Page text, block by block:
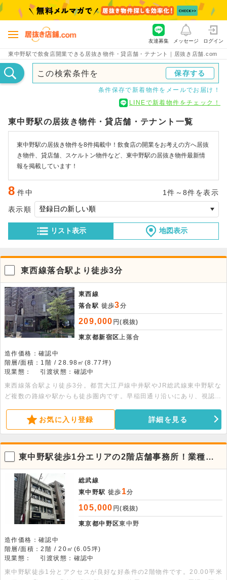
東中野駅で飲食店開業できる居抜き物件・貸店舗・テナント｜居抜き店舗.com
友達募集 メッセージ ログイン
この検索条件を 保存する
条件保存で新着物件をメールでお届け！
LINEで新着物件をチェック！
東中野駅の居抜き物件・貸店舗・テナント一覧
東中野駅の居抜き物件を8件掲載中！飲食店の開業をお考えの方へ居抜
き物件、貸店舗、スケルトン物件など、東中野駅の居抜き物件最新情
報を掲載しています！
8 件中 1件～8件を表示
リスト表示 地図表示
表示順
東西線落合駅より徒歩3分
東西線
落合駅 徒歩3分
209,000 円(税抜)
東京都新宿区上落合
造作価格：確認中
階層/面積：1階 / 28.98㎡(8.77坪)
現業態：
引渡状態：確認中
東西線落合駅より徒歩3分。都営大江戸線中井駅やJR総武線東中野駅な
ど複数の路線や駅からも徒歩圏内です。早稲田通り沿いにあり、視認性
お気に入り登録 詳細を見る
東中野駅徒歩1分エリアの2階店舗事務所！業種お
気軽にご相談
総武線
東中野駅 徒歩 1分
105,000 円(税抜)
東京都中野区東中野
造作価格：確認中
階層/面積：2階 / 20㎡(6.05坪)
現業態：
引渡状態：確認中
東中野駅徒歩1分とアクセスが良好な好条件の2階物件です。20.00平米